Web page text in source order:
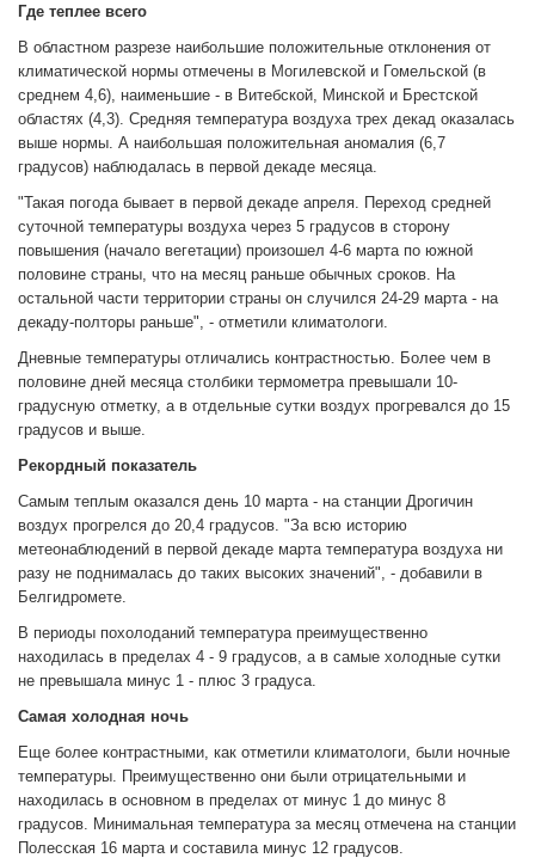
Где теплее всего
В областном разрезе наибольшие положительные отклонения от
климатической нормы отмечены в Могилевской и Гомельской (в
среднем 4,6), наименьшие - в Витебской, Минской и Брестской
областях (4,3). Средняя температура воздуха трех декад оказалась
выше нормы. А наибольшая положительная аномалия (6,7
градусов) наблюдалась в первой декаде месяца.
"Такая погода бывает в первой декаде апреля. Переход средней
суточной температуры воздуха через 5 градусов в сторону
повышения (начало вегетации) произошел 4-6 марта по южной
половине страны, что на месяц раньше обычных сроков. На
остальной части территории страны он случился 24-29 марта - на
декаду-полторы раньше", - отметили климатологи.
Дневные температуры отличались контрастностью. Более чем в
половине дней месяца столбики термометра превышали 10-
градусную отметку, а в отдельные сутки воздух прогревался до 15
градусов и выше.
Рекордный показатель
Самым теплым оказался день 10 марта - на станции Дрогичин
воздух прогрелся до 20,4 градусов. "За всю историю
метеонаблюдений в первой декаде марта температура воздуха ни
разу не поднималась до таких высоких значений", - добавили в
Белгидромете.
В периоды похолоданий температура преимущественно
находилась в пределах 4 - 9 градусов, а в самые холодные сутки
не превышала минус 1 - плюс 3 градуса.
Самая холодная ночь
Еще более контрастными, как отметили климатологи, были ночные
температуры. Преимущественно они были отрицательными и
находилась в основном в пределах от минус 1 до минус 8
градусов. Минимальная температура за месяц отмечена на станции
Полесская 16 марта и составила минус 12 градусов.